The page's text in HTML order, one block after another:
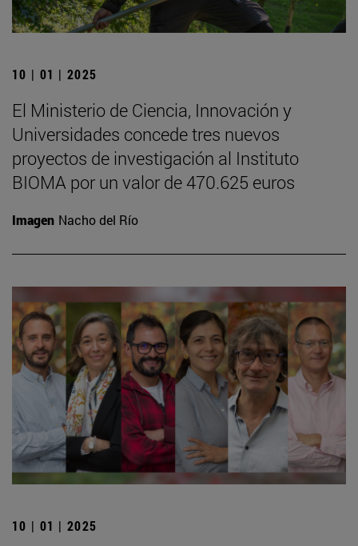
10 | 01 | 2025
El Ministerio de Ciencia, Innovación y
Universidades concede tres nuevos
proyectos de investigación al Instituto
BIOMA por un valor de 470.625 euros
Imagen Nacho del Río
10 | 01 | 2025